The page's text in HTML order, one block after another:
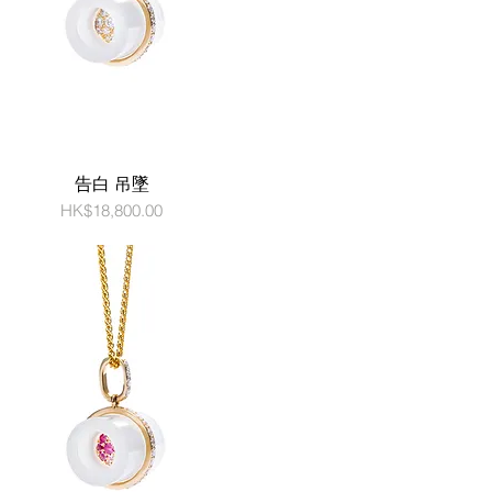
告白 吊墜
價格
HK$18,800.00